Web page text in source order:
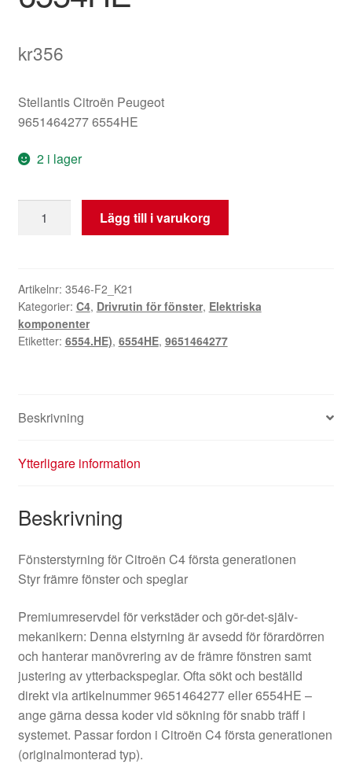
kr356
Stellantis Citroën Peugeot
9651464277 6554HE
2 i lager
Citroën
6554HE
mängd
Lägg till i varukorg
Artikelnr: 3546-F2_K21
Kategorier: C4, Drivrutin för fönster, Elektriska
komponenter
Etiketter: 6554.HE), 6554HE, 9651464277
Beskrivning
Ytterligare information
Beskrivning
Fönsterstyrning för Citroën C4 första generationen
Styr främre fönster och speglar
Premiumreservdel för verkstäder och gör-det-själv-
mekanikern: Denna elstyrning är avsedd för förardörren
och hanterar manövrering av de främre fönstren samt
justering av ytterbackspeglar. Ofta sökt och beställd
direkt via artikelnummer 9651464277 eller 6554HE –
ange gärna dessa koder vid sökning för snabb träff i
systemet. Passar fordon i Citroën C4 första generationen
(originalmonterad typ).